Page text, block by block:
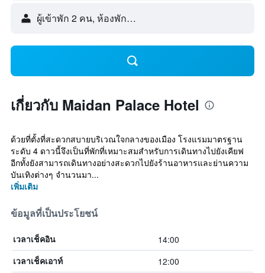
ผู้เข้าพัก 2 คน, ห้องพัก 1 ห้อง
เกี่ยวกับ Maidan Palace Hotel
ด้วยที่ตั้งที่สะดวกสบายบริเวณใจกลางของเมือง โรงแรมมาตรฐาน
ระดับ 4 ดาวนี้จึงเป็นที่พักที่เหมาะสมสำหรับการเดินทางไปยังเคียฟ
อีกทั้งยังสามารถเดินทางอย่างสะดวกไปยังร้านอาหารและย่านความ
บันเทิงต่างๆ จำนวนมา...
เพิ่มเติม
ข้อมูลที่เป็นประโยชน์
เวลาเช็คอิน 14:00
เวลาเช็คเอาท์ 12:00